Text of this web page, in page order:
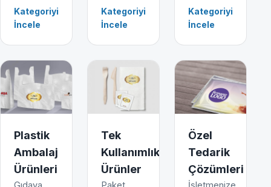
Kategoriyi
İncele
Kategoriyi
İncele
Kategoriyi
İncele
Plastik
Ambalaj
Ürünleri
Gıdaya
Tek
Kullanımlık
Ürünler
Paket
Özel
Tedarik
Çözümleri
İşletmenize